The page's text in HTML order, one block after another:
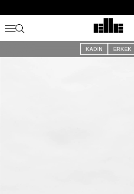
Kargo Ücretsiz!
KADIN ERKEK